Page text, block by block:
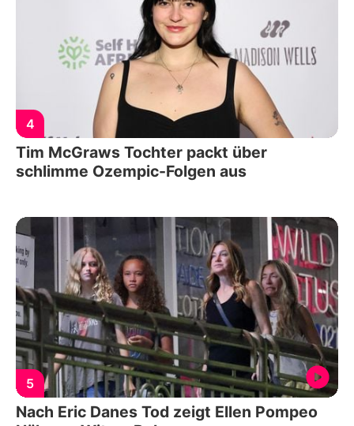
4
Tim McGraws Tochter packt über
schlimme Ozempic-Folgen aus
5
Nach Eric Danes Tod zeigt Ellen Pompeo